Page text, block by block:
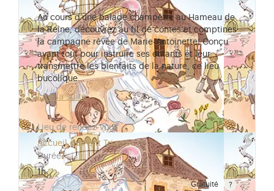
Au cours d’une balade champêtre au Hameau de
la Reine, découvrez au fil de contes et comptines
la campagne rêvée de Marie-Antoinette. Conçu
avant tout pour instruire ses enfants et leur
transmettre les bienfaits de la nature, ce lieu
bucolique…
Lire la suite
Lieu de rendez-vous
Accueil du Petit Trianon
Durée
1h
Gratuité